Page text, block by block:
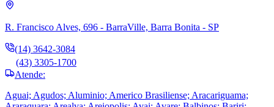
R. Francisco Alves, 696 - BarraVille, Barra Bonita - SP
(14) 3642-3084
(43) 3305-1700
Atende:
Aguai; Agudos; Aluminio; Americo Brasiliense; Aracariguama;